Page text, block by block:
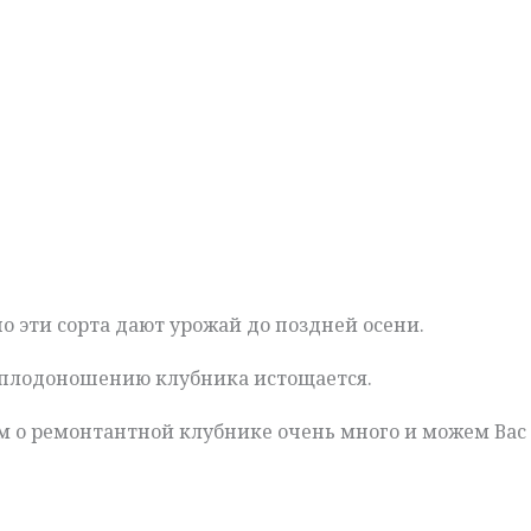
эти сорта дают урожай до поздней осени.
клубника истощается.
о ремонтантной клубнике очень много и можем Вас